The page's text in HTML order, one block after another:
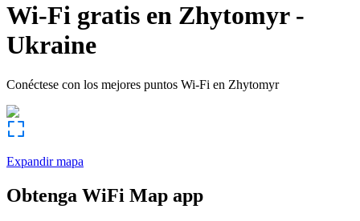
Wi-Fi gratis en Zhytomyr-
Ukraine
Conéctese con los mejores puntos Wi-Fi en Zhytomyr
Expandir mapa
Obtenga WiFi Map app